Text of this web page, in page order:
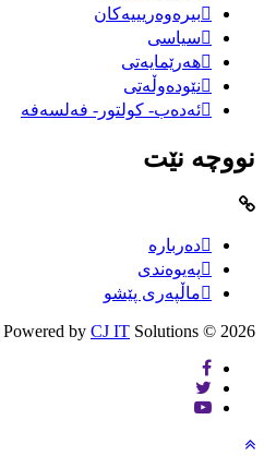
بیرەوەریییەکان
سیاسى
هەرێمایەتی
نێودەوڵەتی
ئەدەب- کولتور- فەلسەفە
نووچە نێت
دەربارە
پەیوەندی
ماڵپەری پێشو
2026 ©
Powered by CJ IT Solutions